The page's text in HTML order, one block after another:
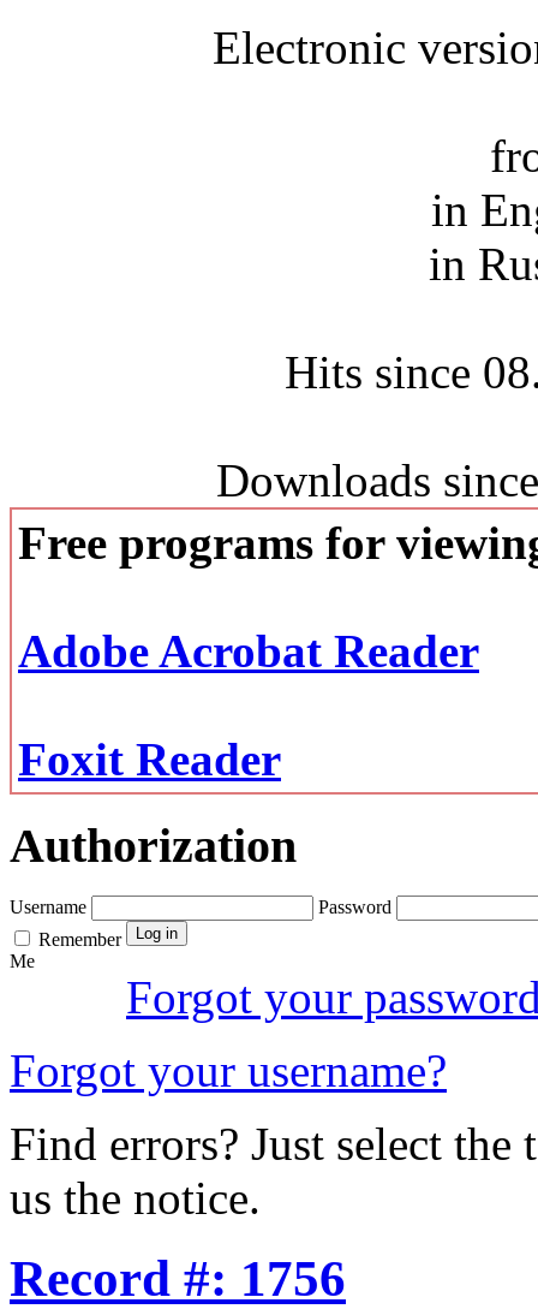
Electronic
in
in
Hits since
Downloads
Free programs for
Adobe Acrobat Reader
Foxit Reader
Authorization
Username
Password
Remember
Me
Forgot your
Forgot your username?
Find errors? Just select
us the notice.
Record #: 1756